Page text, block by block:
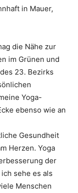
in Mauer,
die Nähe zur
im Grünen und
23. Bezirks
Yoga-
ebenso wie an
Gesundheit
Herzen. Yoga
der
sehe es als
Menschen